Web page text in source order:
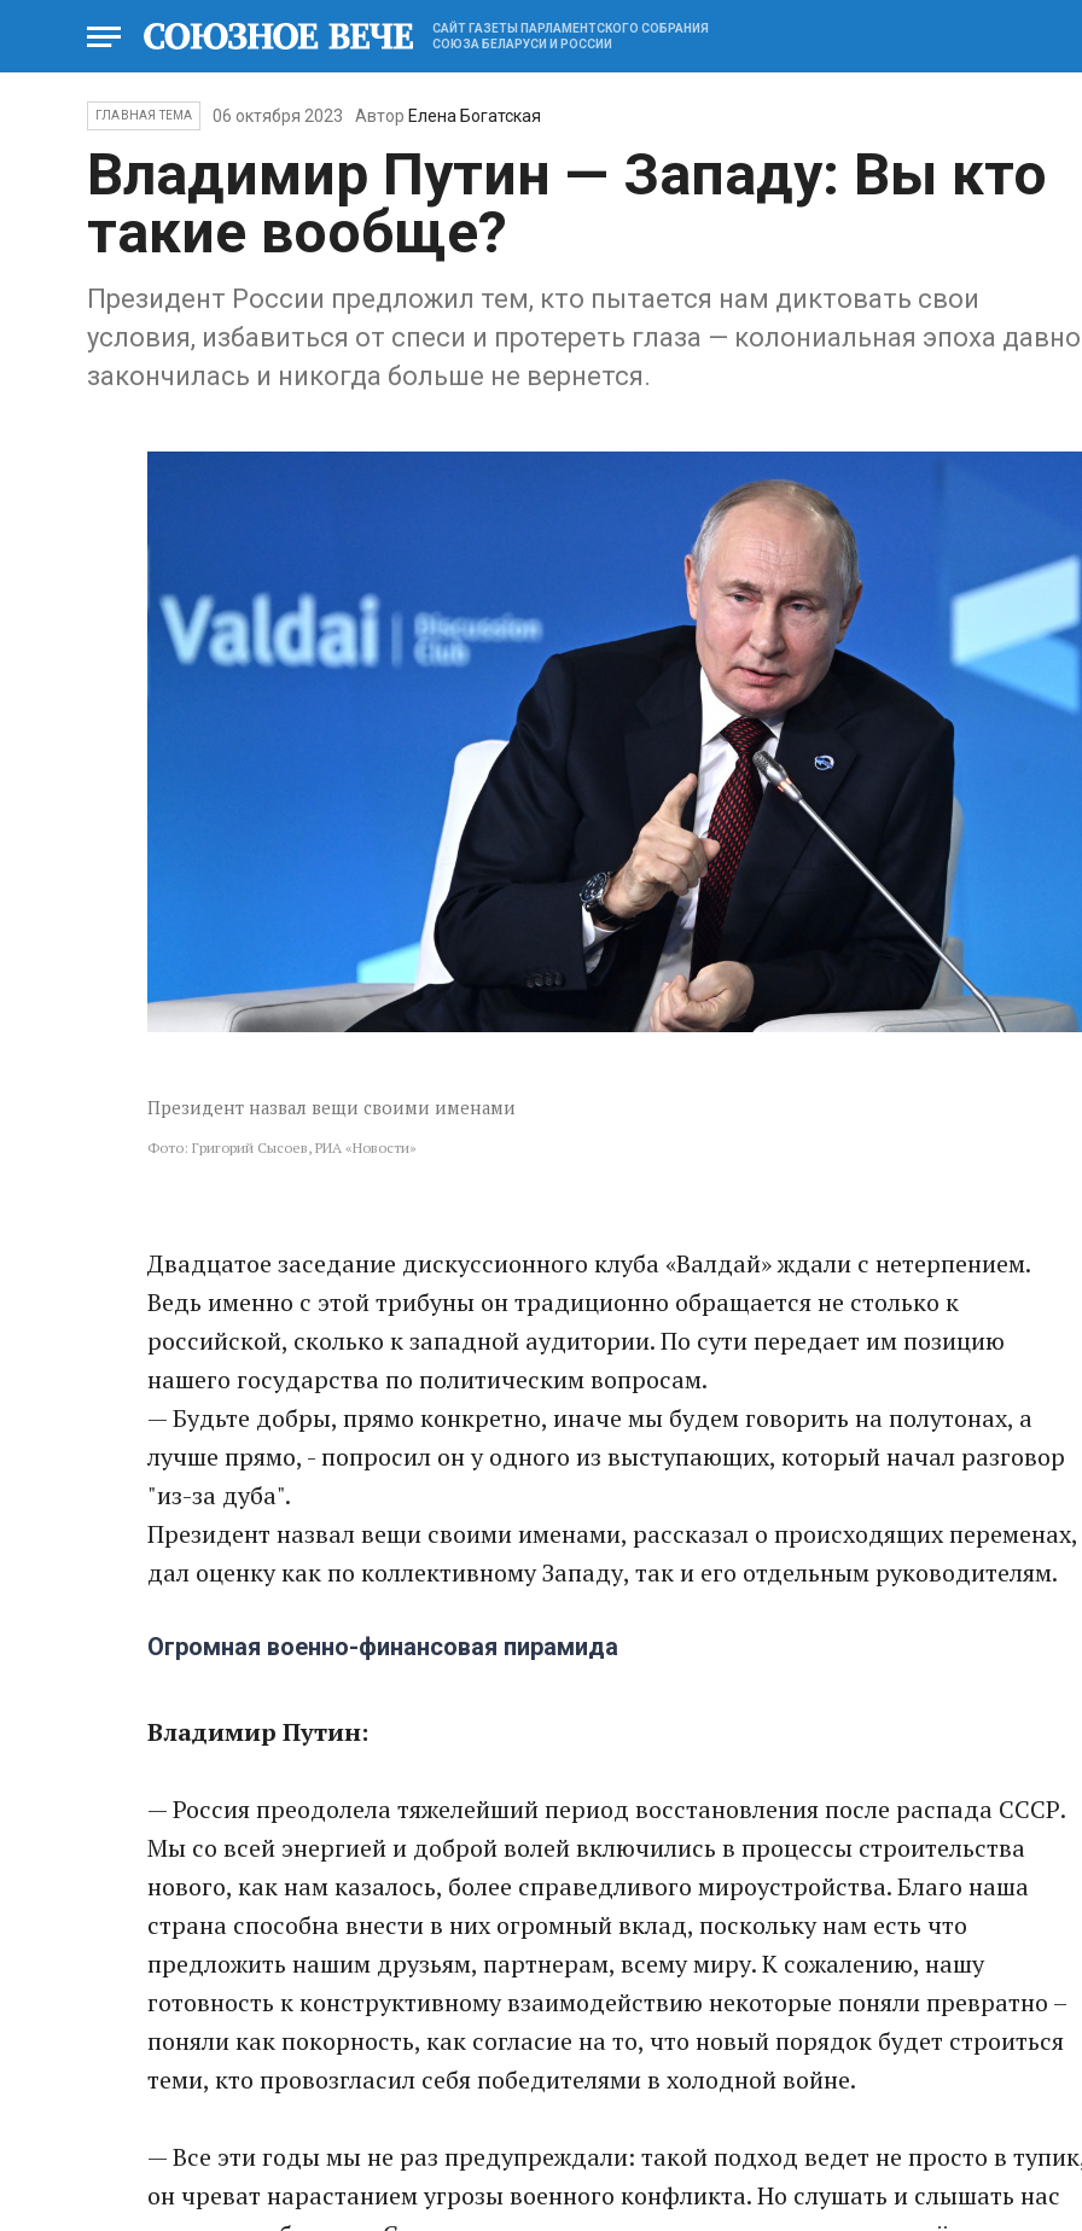
САЙТ ГАЗЕТЫ ПАРЛАМЕНТСКОГО СОБРАНИЯ
СОЮЗА БЕЛАРУСИ И РОССИИ
ГЛАВНАЯ ТЕМА 06 октября 2023 Автор Елена Богатская
Владимир Путин — Западу: Вы кто
такие вообще?
Президент России предложил тем, кто пытается нам диктовать свои
условия, избавиться от спеси и протереть глаза — колониальная эпоха давно
закончилась и никогда больше не вернется.
Президент назвал вещи своими именами
Фото: Григорий Сысоев, РИА «Новости»
Двадцатое заседание дискуссионного клуба «Валдай» ждали с нетерпением.
Ведь именно с этой трибуны он традиционно обращается не столько к
российской, сколько к западной аудитории. По сути передает им позицию
нашего государства по политическим вопросам.
— Будьте добры, прямо конкретно, иначе мы будем говорить на полутонах, а
лучше прямо, - попросил он у одного из выступающих, который начал разговор
"из-за дуба".
Президент назвал вещи своими именами, рассказал о происходящих переменах,
дал оценку как по коллективному Западу, так и его отдельным руководителям.
Огромная военно-финансовая пирамида
Владимир Путин:
— Россия преодолела тяжелейший период восстановления после распада СССР.
Мы со всей энергией и доброй волей включились в процессы строительства
нового, как нам казалось, более справедливого мироустройства. Благо наша
страна способна внести в них огромный вклад, поскольку нам есть что
предложить нашим друзьям, партнерам, всему миру. К сожалению, нашу
готовность к конструктивному взаимодействию некоторые поняли превратно –
поняли как покорность, как согласие на то, что новый порядок будет строиться
теми, кто провозгласил себя победителями в холодной войне.
— Все эти годы мы не раз предупреждали: такой подход ведет не просто в
он чреват нарастанием угрозы военного конфликта. Но слушать и слышать нас